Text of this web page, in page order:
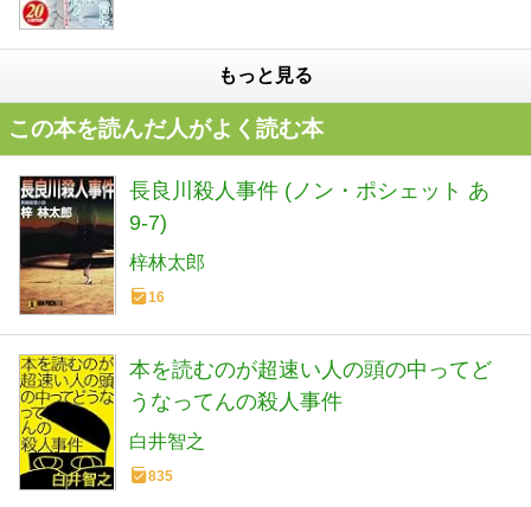
もっと見る
この本を読んだ人がよく読む本
長良川殺人事件 (ノン・ポシェット あ
9-7)
梓林太郎
16
本を読むのが超速い人の頭の中ってど
うなってんの殺人事件
白井智之
835